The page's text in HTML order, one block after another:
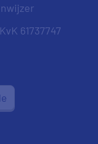
KvK 61737747